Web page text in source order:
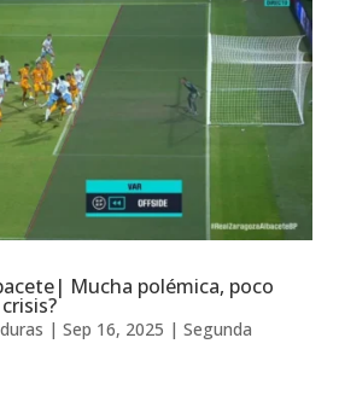
Mucha polémica, poco
|Sep 16, 2025 |Segunda